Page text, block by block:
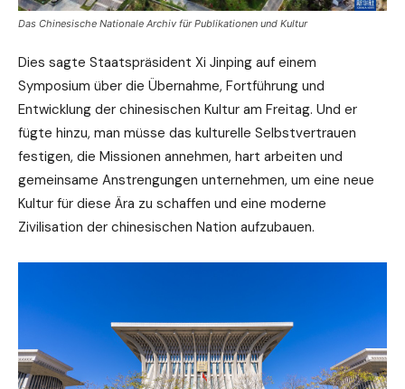
Das Chinesische Nationale Archiv für Publikationen und Kultur
Dies sagte Staatspräsident Xi Jinping auf einem
Symposium über die Übernahme, Fortführung und
Entwicklung der chinesischen Kultur am Freitag. Und er
fügte hinzu, man müsse das kulturelle Selbstvertrauen
festigen, die Missionen annehmen, hart arbeiten und
gemeinsame Anstrengungen unternehmen, um eine neue
Kultur für diese Ära zu schaffen und eine moderne
Zivilisation der chinesischen Nation aufzubauen.